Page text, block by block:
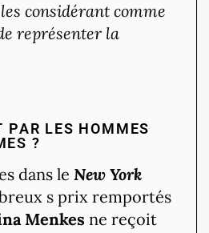
considérant comme
représenter la
PAR LES HOMMES
?
dans le New York
s prix remportés
Menkes ne reçoit